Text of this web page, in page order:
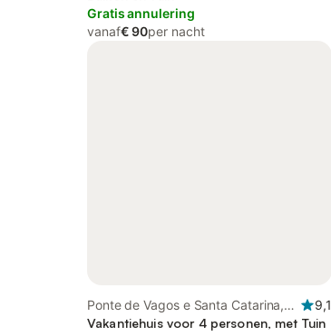
Gratis annulering
vanaf€ 90per nacht
Ponte de Vagos e Santa Catarina,
Centro (Portugal)
9,1
Vakantiehuis voor 4 personen, met Tuin